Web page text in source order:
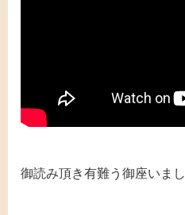
御読み頂き有難う御座いまし